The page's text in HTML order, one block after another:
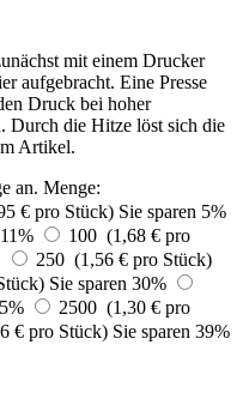
mit einem Drucker
aufgebracht. Eine Presse
Druck bei hoher
Durch die Hitze löst sich die
Artikel.
an. Menge:
€ pro Stück) Sie sparen 5%
100 (1,68 € pro
250 (1,56 € pro Stück)
Sie sparen 30%
2500 (1,30 € pro
€ pro Stück) Sie sparen 39%